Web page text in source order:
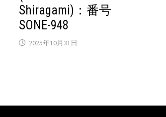
Shiragami)：番号
SONE-948
2025年10月31日